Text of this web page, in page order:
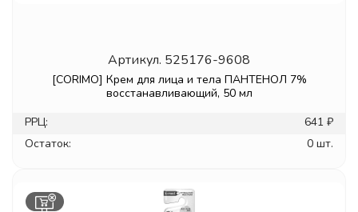
Артикул. 525176-9608
[CORIMO] Крем для лица и тела ПАНТЕНОЛ 7%
восстанавливающий, 50 мл
РРЦ:
641 ₽
Остаток:
0 шт.